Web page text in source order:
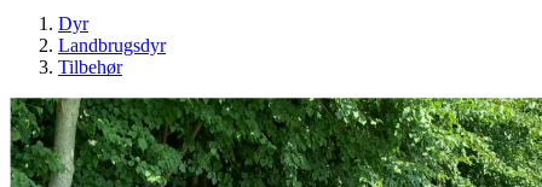
Dyr
Landbrugsdyr
Tilbehør